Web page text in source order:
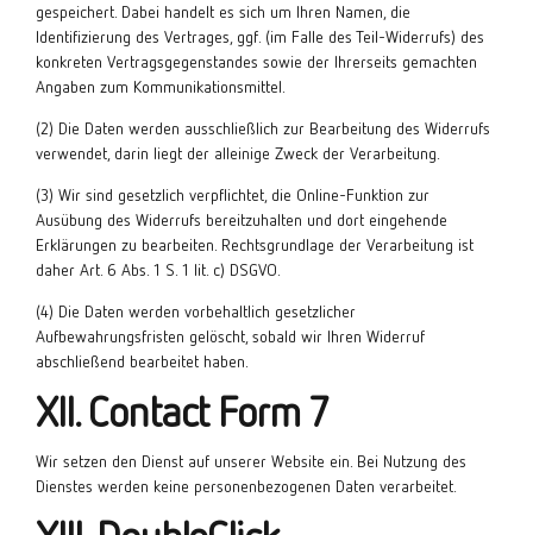
gespeichert. Dabei handelt es sich um Ihren Namen, die
Identifizierung des Vertrages, ggf. (im Falle des Teil-Widerrufs) des
konkreten Vertragsgegenstandes sowie der Ihrerseits gemachten
Angaben zum Kommunikationsmittel.
(2) Die Daten werden ausschließlich zur Bearbeitung des Widerrufs
verwendet, darin liegt der alleinige Zweck der Verarbeitung.
(3) Wir sind gesetzlich verpflichtet, die Online-Funktion zur
Ausübung des Widerrufs bereitzuhalten und dort eingehende
Erklärungen zu bearbeiten. Rechtsgrundlage der Verarbeitung ist
daher Art. 6 Abs. 1 S. 1 lit. c) DSGVO.
(4) Die Daten werden vorbehaltlich gesetzlicher
Aufbewahrungsfristen gelöscht, sobald wir Ihren Widerruf
abschließend bearbeitet haben.
XII. Contact Form 7
Wir setzen den Dienst auf unserer Website ein. Bei Nutzung des
Dienstes werden keine personenbezogenen Daten verarbeitet.